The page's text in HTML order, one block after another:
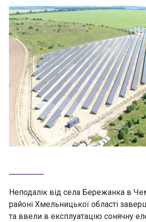
Неподалік від села Бережанка в
районі Хмельницької області
та ввели в експлуатацію сонячну